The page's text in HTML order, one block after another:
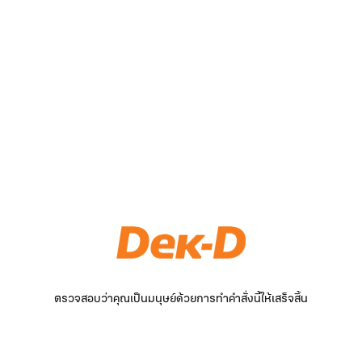
ตรวจสอบว่าคุณเป็นมนุษย์ด้วยการทำคำสั่งนี้ให้เสร็จสิ้น